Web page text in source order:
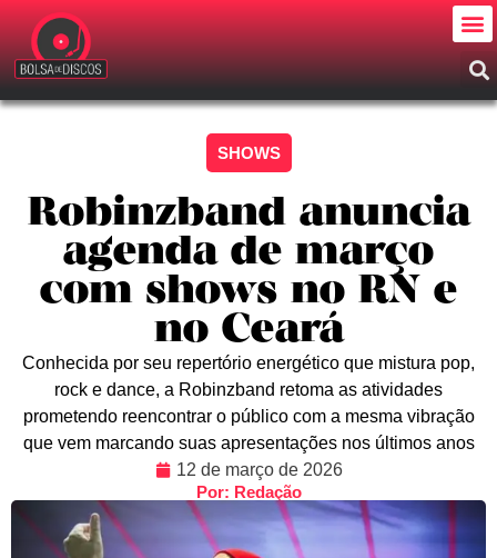
SHOWS
Robinzband anuncia
agenda de março
com shows no RN e
no Ceará
Conhecida por seu repertório energético que mistura pop,
rock e dance, a Robinzband retoma as atividades
prometendo reencontrar o público com a mesma vibração
que vem marcando suas apresentações nos últimos anos
12 de março de 2026
Por: Redação